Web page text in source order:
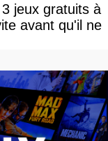
jeux gratuits à
avant qu'il ne